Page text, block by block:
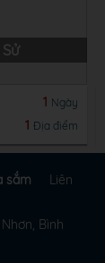
1 Ngày
1 Địa điểm
sắm
Liên
Bình